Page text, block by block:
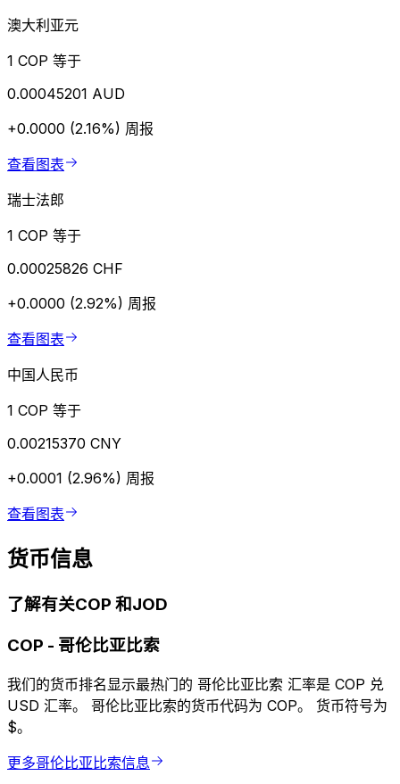
澳大利亚元
1 COP 等于
0.00045201 AUD
+0.0000 (2.16%) 周报
查看图表
瑞士法郎
1 COP 等于
0.00025826 CHF
+0.0000 (2.92%) 周报
查看图表
中国人民币
1 COP 等于
0.00215370 CNY
+0.0001 (2.96%) 周报
查看图表
货币信息
了解有关COP 和JOD
COP - 哥伦比亚比索
我们的货币排名显示最热门的 哥伦比亚比索 汇率是 COP 兑
USD 汇率。 哥伦比亚比索的货币代码为 COP。 货币符号为
$。
更多哥伦比亚比索信息